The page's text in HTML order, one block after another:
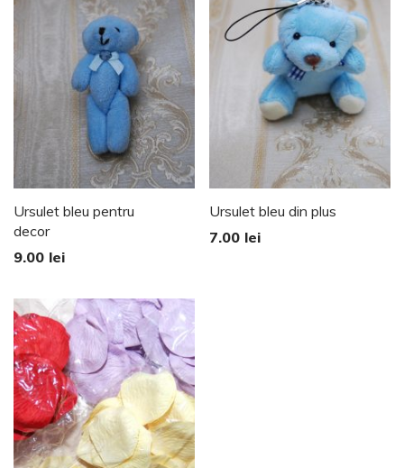
Ursulet bleu pentru
decor
9.00 lei
Ursulet bleu din plus
7.00 lei